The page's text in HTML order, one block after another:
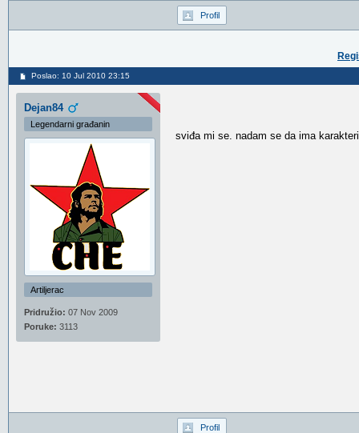
Profil
Poslao: 10 Jul 2010 23:15
Dejan84
Legendarni građanin
Artiljerac
Pridružio: 07 Nov 2009
Poruke: 3113
sviđa mi se. nadam se da ima
Profil